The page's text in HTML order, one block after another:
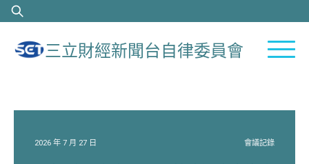
Skip
to
content
尋
三立財經新聞台自律委員會
2026 年 7 月 27 日 會議記錄